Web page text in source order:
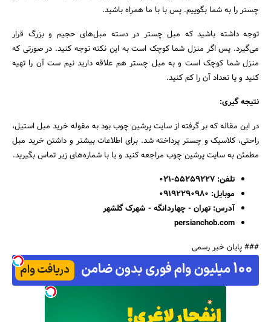
چستر را به شما بگوییم. پس با با ما همراه باشید.
توجه داشته باشید که مبل چستر در دسته مبل‌های حجیم و بزرگ قرار
می‌گیرد. پس اگر منزل شما کوچک است به این نکته توجه کنید. در صورتی که
منزل شما کوچک است و به مبل چستر هم علاقه دارید نیم ست آن را تهیه
کنید و یا تعداد آن را کم کنید.
نتیجه گیری:
در این مقاله که بر گرفته از سایت پرشین چوب بود به مقوله خرید مبل استیل،
راحتی، کلاسیک و چستر پرداخته شد. برای اطلاعات بیشتر و داشتن خرید مبل
مطمئن به سایت پرشین چوب مراجعه کنید و یا با شماره‌های زیر تماس بگیرید.
تلفن: 55259227-021
موبایل: 09192290980
آدرس: تهران - چهاردانگه - شهرک گلشهر
persianchob.com
### پایان خبر رسمی